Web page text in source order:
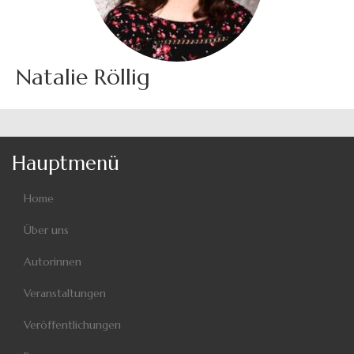
Natalie Röllig
Hauptmenü
Home
Über uns
Autorinnen
Veranstaltungen
Veröffentlichungen